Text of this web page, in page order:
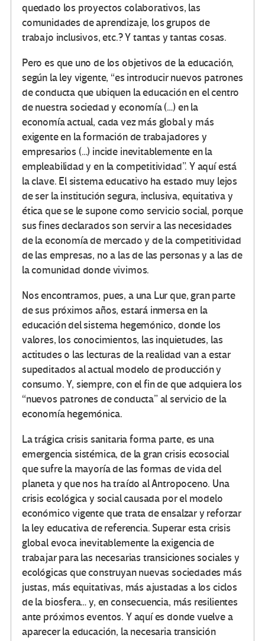
quedado los proyectos colaborativos, las
comunidades de aprendizaje, los grupos de
trabajo inclusivos, etc.? Y tantas y tantas cosas.
Pero es que uno de los objetivos de la educación,
según la ley vigente, “es introducir nuevos patrones
de conducta que ubiquen la educación en el centro
de nuestra sociedad y economía (…) en la
economía actual, cada vez más global y más
exigente en la formación de trabajadores y
empresarios (…) incide inevitablemente en la
empleabilidad y en la competitividad”. Y aquí está
la clave. El sistema educativo ha estado muy lejos
de ser la institución segura, inclusiva, equitativa y
ética que se le supone como servicio social, porque
sus fines declarados son servir a las necesidades
de la economía de mercado y de la competitividad
de las empresas, no a las de las personas y a las de
la comunidad donde vivimos.
Nos encontramos, pues, a una Lur que, gran parte
de sus próximos años, estará inmersa en la
educación del sistema hegemónico, donde los
valores, los conocimientos, las inquietudes, las
actitudes o las lecturas de la realidad van a estar
supeditados al actual modelo de producción y
consumo. Y, siempre, con el fin de que adquiera los
“nuevos patrones de conducta” al servicio de la
economía hegemónica.
La trágica crisis sanitaria forma parte, es una
emergencia sistémica, de la gran crisis ecosocial
que sufre la mayoría de las formas de vida del
planeta y que nos ha traído al Antropoceno. Una
crisis ecológica y social causada por el modelo
económico vigente que trata de ensalzar y reforzar
la ley educativa de referencia. Superar esta crisis
global evoca inevitablemente la exigencia de
trabajar para las necesarias transiciones sociales y
ecológicas que construyan nuevas sociedades más
justas, más equitativas, más ajustadas a los ciclos
de la biosfera… y, en consecuencia, más resilientes
ante próximos eventos. Y aquí es donde vuelve a
aparecer la educación, la necesaria transición